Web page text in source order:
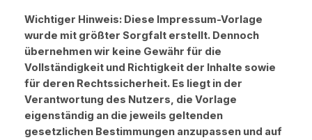
Wichtiger Hinweis: Diese Impressum-Vorlage
wurde mit größter Sorgfalt erstellt. Dennoch
übernehmen wir keine Gewähr für die
Vollständigkeit und Richtigkeit der Inhalte sowie
für deren Rechtssicherheit. Es liegt in der
Verantwortung des Nutzers, die Vorlage
eigenständig an die jeweils geltenden
gesetzlichen Bestimmungen anzupassen und auf